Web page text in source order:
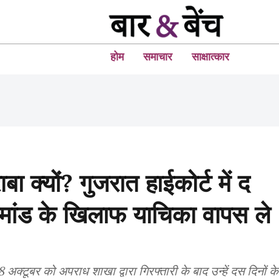
होम समाचार साक्षात्कार
क्यों? गुजरात हाईकोर्ट में द
के खिलाफ याचिका वापस ले
को अपराध शाखा द्वारा गिरफ्तारी के बाद उन्हें दस दिनों के